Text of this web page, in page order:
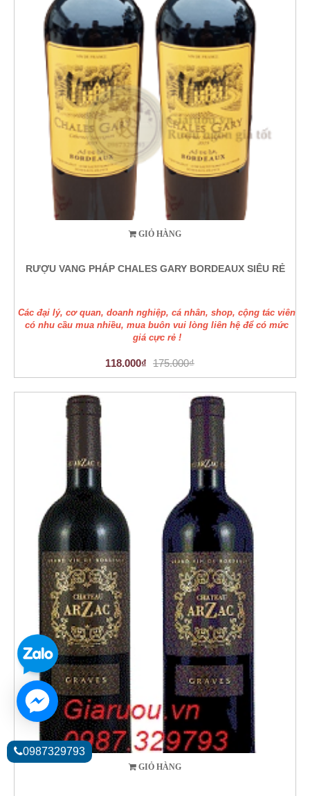
GIỎ HÀNG
RƯỢU VANG PHÁP CHALES GARY BORDEAUX SIÊU RẺ
Các đại lý, cơ quan, doanh nghiệp, cá nhân, shop, cộng tác viên
có nhu cầu mua nhiều, mua buôn vui lòng liên hệ để có mức
giá cực rẻ !
118.000₫ 175.000₫
GIỎ HÀNG
0987329793